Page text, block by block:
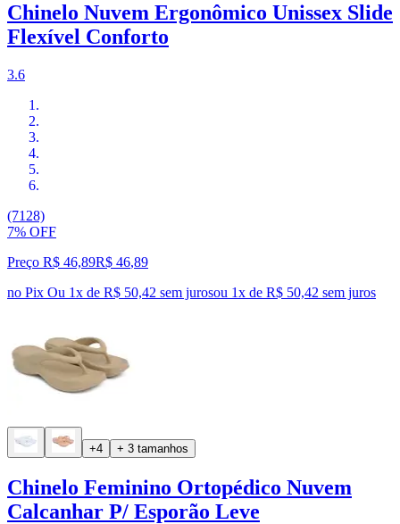
Chinelo Nuvem Ergonômico Unissex Slide
Flexível Conforto
3.6
(7128)
7% OFF
Preço R$ 46,89R$ 46,89
no Pix Ou 1x de R$ 50,42 sem jurosou 1x de R$ 50,42 sem juros
+4 + 3 tamanhos
Chinelo Feminino Ortopédico Nuvem
Calcanhar P/ Esporão Leve